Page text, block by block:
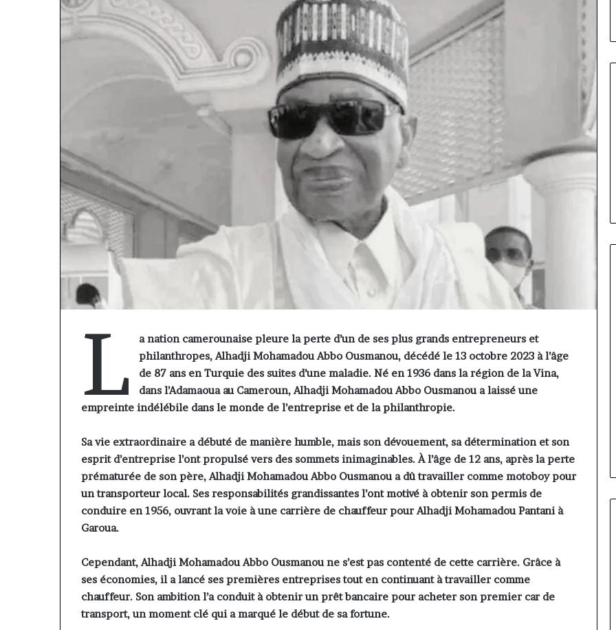
L
a nation camerounaise pleure la perte d’un de ses plus grands entrepreneurs et
philanthropes, Alhadji Mohamadou Abbo Ousmanou, décédé le 13 octobre 2023 à l’âge
de 87 ans en Turquie des suites d’une maladie. Né en 1936 dans la région de la Vina,
dans l’Adamaoua au Cameroun, Alhadji Mohamadou Abbo Ousmanou a laissé une
empreinte indélébile dans le monde de l’entreprise et de la philanthropie.
Sa vie extraordinaire a débuté de manière humble, mais son dévouement, sa détermination et son
esprit d’entreprise l’ont propulsé vers des sommets inimaginables. À l’âge de 12 ans, après la perte
prématurée de son père, Alhadji Mohamadou Abbo Ousmanou a dû travailler comme motoboy pour
un transporteur local. Ses responsabilités grandissantes l’ont motivé à obtenir son permis de
conduire en 1956, ouvrant la voie à une carrière de chauffeur pour Alhadji Mohamadou Pantani à
Garoua.
Cependant, Alhadji Mohamadou Abbo Ousmanou ne s’est pas contenté de cette carrière. Grâce à
ses économies, il a lancé ses premières entreprises tout en continuant à travailler comme
chauffeur. Son ambition l’a conduit à obtenir un prêt bancaire pour acheter son premier car de
transport, un moment clé qui a marqué le début de sa fortune.
« Cette
va
contribuer
à
le
porté
sur
la
diaspora »
samir
Bouzidi
sur
com
il y a 1 semaine
« Cette plateforme va
contribuer à faire évoluer le
regard porté sur la diaspora »
jesuisaucameroun com
Fondation
Cameroun
:
Rose
Leke
la
du
conseil,
Jean-
Pondi
nommé
il y a 1 jour
Fondation MTN Cameroun :
Rose Leke prend la présidence
Pondi nommé vice-président